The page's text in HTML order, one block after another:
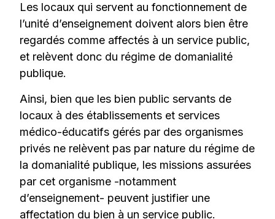
Les locaux qui servent au fonctionnement de
l’unité d’enseignement doivent alors bien être
regardés comme affectés à un service public,
et relèvent donc du régime de domanialité
publique.
Ainsi, bien que les bien public servants de
locaux à des établissements et services
médico-éducatifs gérés par des organismes
privés ne relèvent pas par nature du régime de
la domanialité publique, les missions assurées
par cet organisme -notamment
d’enseignement- peuvent justifier une
affectation du bien à un service public.